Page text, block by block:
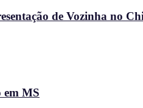
de Vozinha no
em MS